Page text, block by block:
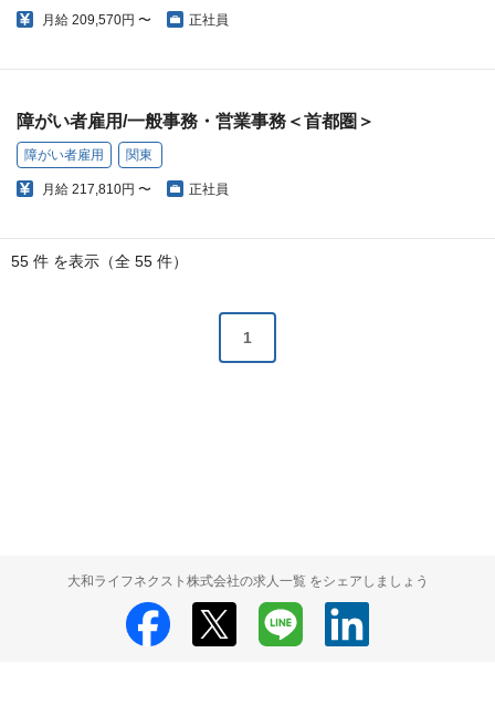
月給 209,570円 〜 正社員
障がい者雇用/一般事務・営業事務＜首都圏＞
障がい者雇用 関東
月給 217,810円 〜 正社員
55 件 を表示（全 55 件）
1
大和ライフネクスト株式会社の求人一覧 をシェアしましょう